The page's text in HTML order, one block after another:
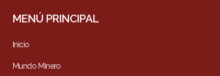
MENÚ PRINCIPAL
Inicio
Mundo Minero